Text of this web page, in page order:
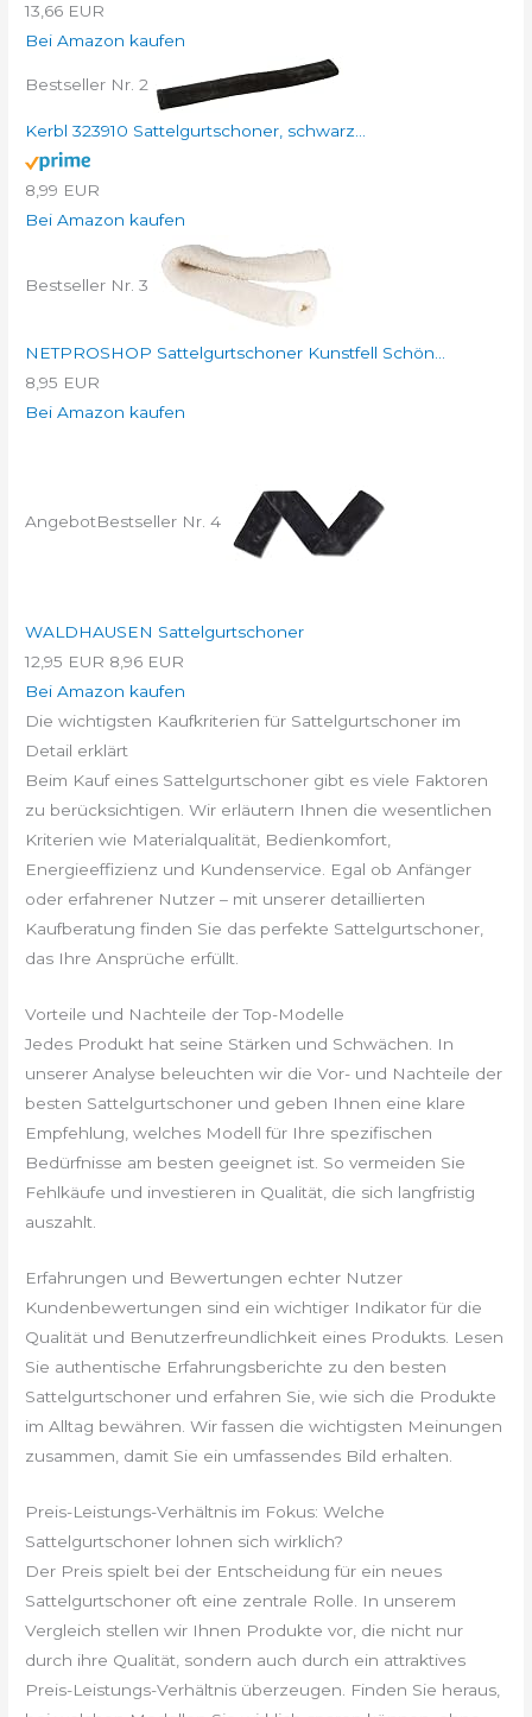
13,66 EUR
Bei Amazon kaufen
Bestseller Nr. 2
Kerbl 323910 Sattelgurtschoner, schwarz...
8,99 EUR
Bei Amazon kaufen
Bestseller Nr. 3
NETPROSHOP Sattelgurtschoner Kunstfell Schön...
8,95 EUR
Bei Amazon kaufen
AngebotBestseller Nr. 4
WALDHAUSEN Sattelgurtschoner
12,95 EUR 8,96 EUR
Bei Amazon kaufen
Die wichtigsten Kaufkriterien für Sattelgurtschoner im
Detail erklärt
Beim Kauf eines Sattelgurtschoner gibt es viele Faktoren
zu berücksichtigen. Wir erläutern Ihnen die wesentlichen
Kriterien wie Materialqualität, Bedienkomfort,
Energieeffizienz und Kundenservice. Egal ob Anfänger
oder erfahrener Nutzer – mit unserer detaillierten
Kaufberatung finden Sie das perfekte Sattelgurtschoner,
das Ihre Ansprüche erfüllt.
Vorteile und Nachteile der Top-Modelle
Jedes Produkt hat seine Stärken und Schwächen. In
unserer Analyse beleuchten wir die Vor- und Nachteile der
besten Sattelgurtschoner und geben Ihnen eine klare
Empfehlung, welches Modell für Ihre spezifischen
Bedürfnisse am besten geeignet ist. So vermeiden Sie
Fehlkäufe und investieren in Qualität, die sich langfristig
auszahlt.
Erfahrungen und Bewertungen echter Nutzer
Kundenbewertungen sind ein wichtiger Indikator für die
Qualität und Benutzerfreundlichkeit eines Produkts. Lesen
Sie authentische Erfahrungsberichte zu den besten
Sattelgurtschoner und erfahren Sie, wie sich die Produkte
im Alltag bewähren. Wir fassen die wichtigsten Meinungen
zusammen, damit Sie ein umfassendes Bild erhalten.
Preis-Leistungs-Verhältnis im Fokus: Welche
Sattelgurtschoner lohnen sich wirklich?
Der Preis spielt bei der Entscheidung für ein neues
Sattelgurtschoner oft eine zentrale Rolle. In unserem
Vergleich stellen wir Ihnen Produkte vor, die nicht nur
durch ihre Qualität, sondern auch durch ein attraktives
Preis-Leistungs-Verhältnis überzeugen. Finden Sie heraus,